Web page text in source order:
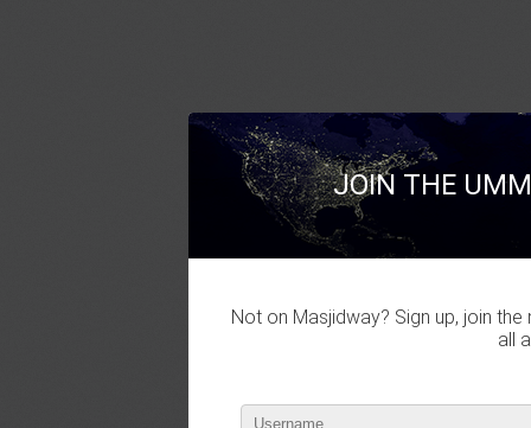
JOIN THE
Not on Masjidway? Sign up, join
all